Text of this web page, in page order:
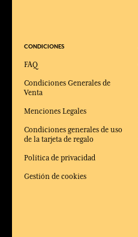
CONDICIONES
FAQ
Condiciones Generales de
Venta
Menciones Legales
Condiciones generales de uso
de la tarjeta de regalo
Política de privacidad
Gestión de cookies